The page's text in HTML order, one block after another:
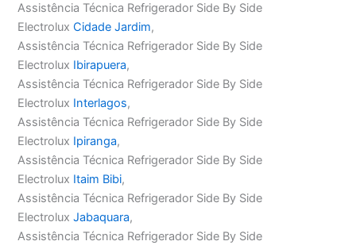
Assistência Técnica Refrigerador Side By Side
ElectroluxCidade Jardim,
Assistência Técnica Refrigerador Side By Side
Electrolux Ibirapuera,
Assistência Técnica Refrigerador Side By Side
Electrolux Interlagos,
Assistência Técnica Refrigerador Side By Side
Electrolux Ipiranga,
Assistência Técnica Refrigerador Side By Side
Electrolux Itaim Bibi,
Assistência Técnica Refrigerador Side By Side
ElectroluxJabaquara,
Assistência Técnica Refrigerador Side By Side